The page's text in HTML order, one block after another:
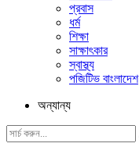
প্রবাস
ধর্ম
শিক্ষা
সাক্ষাৎকার
স্বাস্থ্য
পজিটিভ বাংলাদেশ
অন্যান্য